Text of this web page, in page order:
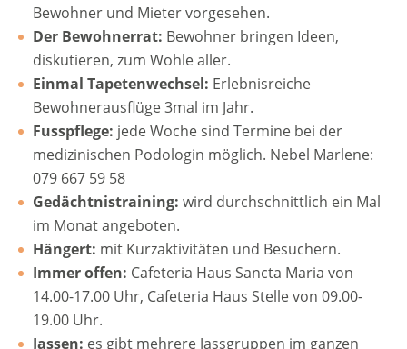
Bewohner und Mieter vorgesehen.
Der Bewohnerrat: Bewohner bringen Ideen,
diskutieren, zum Wohle aller.
Einmal Tapetenwechsel: Erlebnisreiche
Bewohnerausflüge 3mal im Jahr.
Fusspflege: jede Woche sind Termine bei der
medizinischen Podologin möglich. Nebel Marlene:
079 667 59 58
Gedächtnistraining: wird durchschnittlich ein Mal
im Monat angeboten.
Hängert: mit Kurzaktivitäten und Besuchern.
Immer offen: Cafeteria Haus Sancta Maria von
14.00-17.00 Uhr, Cafeteria Haus Stelle von 09.00-
19.00 Uhr.
Jassen: es gibt mehrere Jassgruppen im ganzen